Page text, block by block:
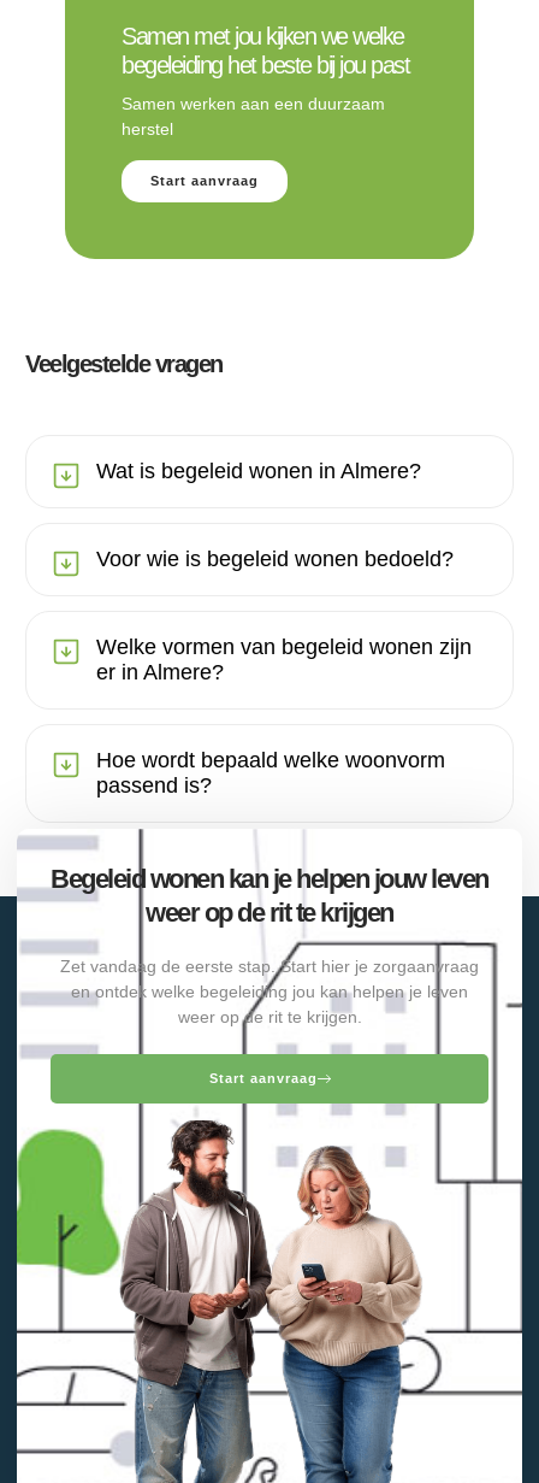
Samen met jou kijken we welke
begeleiding het beste bij jou past
Samen werken aan een duurzaam
herstel
Start aanvraag
Veelgestelde vragen
Wat is begeleid wonen in Almere?
Voor wie is begeleid wonen bedoeld?
Welke vormen van begeleid wonen zijn
er in Almere?
Hoe wordt bepaald welke woonvorm
passend is?
Begeleid wonen kan je helpen jouw leven
weer op de rit te krijgen
Zet vandaag de eerste stap. Start hier je zorgaanvraag
en ontdek welke begeleiding jou kan helpen je leven
weer op de rit te krijgen.
Start aanvraag